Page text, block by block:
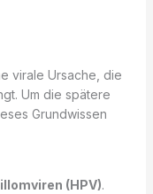
virale Ursache, die
Um die spätere
Grundwissen
(HPV).